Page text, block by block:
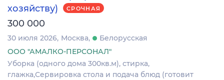
хозяйству)
СРОЧНАЯ
300 000
30 июля 2026 Москва
Белорусская
ООО "АМАЛКО-ПЕРСОНАЛ"
Уборка (одного дома 300кв.м), стирка,
глажка,Сервировка стола и подача блюд (готовит